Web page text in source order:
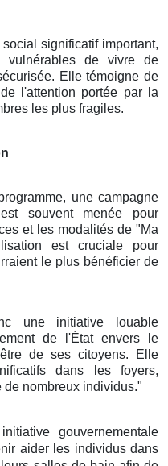
significatif important,
vulnérables de vivre de
Elle témoigne de
l'attention portée par la
les plus fragiles.
une campagne
souvent menée pour
et les modalités de "Ma
est cruciale pour
le plus bénéficier de
une initiative louable
de l'État envers le
de ses citoyens. Elle
dans les foyers,
nombreux individus."
gouvernementale
aider les individus dans